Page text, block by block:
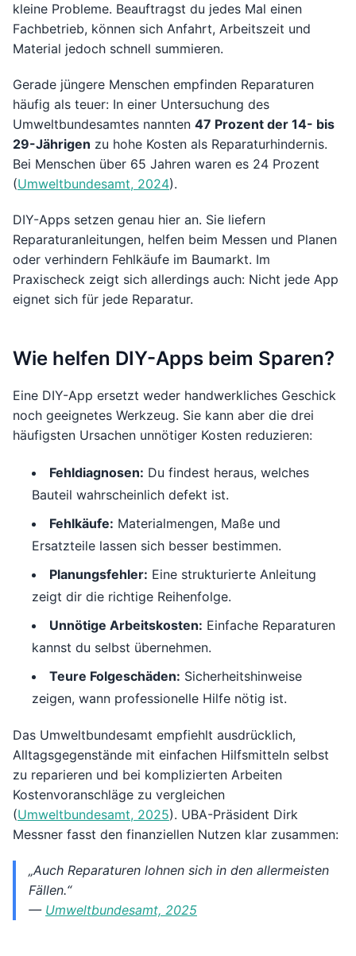
kleine Probleme. Beauftragst du jedes Mal einen
Fachbetrieb, können sich Anfahrt, Arbeitszeit und
Material jedoch schnell summieren.
Gerade jüngere Menschen empfinden Reparaturen
häufig als teuer: In einer Untersuchung des
Umweltbundesamtes nannten 47 Prozent der 14- bis
29-Jährigen zu hohe Kosten als Reparaturhindernis.
Bei Menschen über 65 Jahren waren es 24 Prozent
(Umweltbundesamt, 2024).
DIY-Apps setzen genau hier an. Sie liefern
Reparaturanleitungen, helfen beim Messen und Planen
oder verhindern Fehlkäufe im Baumarkt. Im
Praxischeck zeigt sich allerdings auch: Nicht jede App
eignet sich für jede Reparatur.
Wie helfen DIY-Apps beim Sparen?
Eine DIY-App ersetzt weder handwerkliches Geschick
noch geeignetes Werkzeug. Sie kann aber die drei
häufigsten Ursachen unnötiger Kosten reduzieren:
Fehldiagnosen: Du findest heraus, welches
Bauteil wahrscheinlich defekt ist.
Fehlkäufe: Materialmengen, Maße und
Ersatzteile lassen sich besser bestimmen.
Planungsfehler: Eine strukturierte Anleitung
zeigt dir die richtige Reihenfolge.
Unnötige Arbeitskosten: Einfache Reparaturen
kannst du selbst übernehmen.
Teure Folgeschäden: Sicherheitshinweise
zeigen, wann professionelle Hilfe nötig ist.
Das Umweltbundesamt empfiehlt ausdrücklich,
Alltagsgegenstände mit einfachen Hilfsmitteln selbst
zu reparieren und bei komplizierten Arbeiten
Kostenvoranschläge zu vergleichen
(Umweltbundesamt, 2025). UBA-Präsident Dirk
Messner fasst den finanziellen Nutzen klar zusammen:
„Auch Reparaturen lohnen sich in den allermeisten
Fällen.“
— Umweltbundesamt, 2025